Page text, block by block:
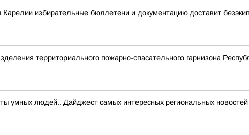
избирательные бюллетени и документацию доставит
территориального пожарно-спасательного гарнизона
умных людей.. Дайджест самых интересных региональных новостей